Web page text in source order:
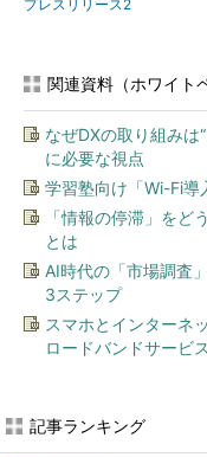
プレスリリース2
関連資料（ホワイト
なぜDXの取り組みは
に必要な視点
学習塾向け「Wi-Fi導
「情報の停滞」をど
とは
AI時代の「市場調査
3ステップ
スマホとインターネ
ロードバンドサービス
記事ランキング